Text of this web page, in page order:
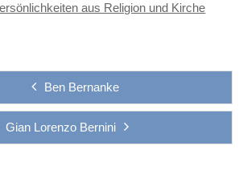
aus Religion und Kirche
Ben Bernanke
Gian Lorenzo Bernini